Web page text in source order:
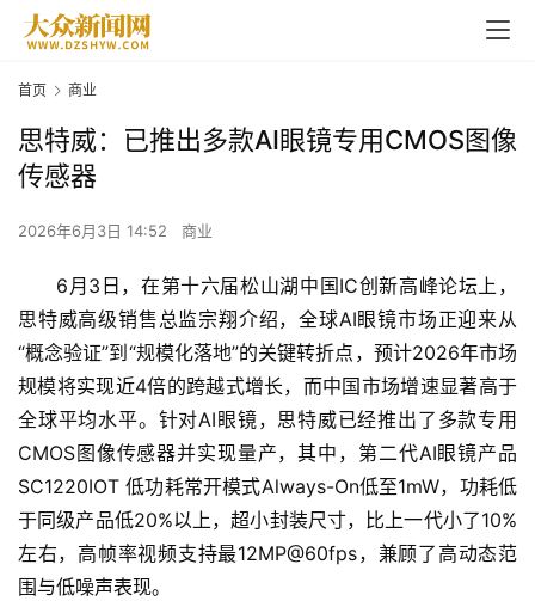
首
页
首页 商业
思特威：已推出多款AI眼镜专用CMOS图像
传感器
2026年6月3日 14:52 商业
6月3日，在第十六届松山湖中国IC创新高峰论坛上，
思特威高级销售总监宗翔介绍，全球AI眼镜市场正迎来从
“概念验证”到“规模化落地”的关键转折点，预计2026年市场
规模将实现近4倍的跨越式增长，而中国市场增速显著高于
全球平均水平。针对AI眼镜，思特威已经推出了多款专用
CMOS图像传感器并实现量产，其中，第二代AI眼镜产品
SC1220IOT 低功耗常开模式Always-On低至1mW，功耗低
于同级产品低20%以上，超小封装尺寸，比上一代小了10%
左右，高帧率视频支持最12MP@60fps，兼顾了高动态范
围与低噪声表现。